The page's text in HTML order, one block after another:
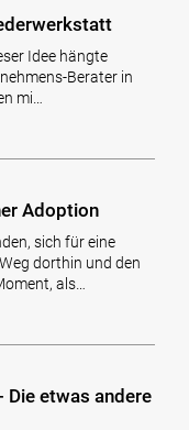
Idee hängte
Berater in
mi…
Adoption
sich für eine
dorthin und den
als…
Die etwas andere